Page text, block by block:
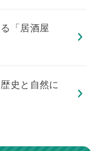
「居酒屋
史と自然に